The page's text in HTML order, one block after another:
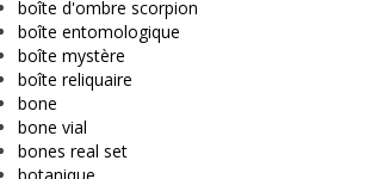
boîte d'ombre scorpion
boîte entomologique
boîte mystère
boîte reliquaire
bone
bone vial
bones real set
botanique